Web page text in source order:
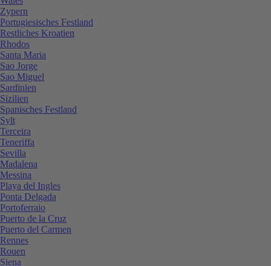
Zypern
Portugiesisches Festland
Restliches Kroatien
Rhodos
Santa Maria
Sao Jorge
Sao Miguel
Sardinien
Sizilien
Spanisches Festland
Sylt
Terceira
Teneriffa
Sevilla
Madalena
Messina
Playa del Ingles
Ponta Delgada
Portoferraio
Puerto de la Cruz
Puerto del Carmen
Rennes
Rouen
Siena